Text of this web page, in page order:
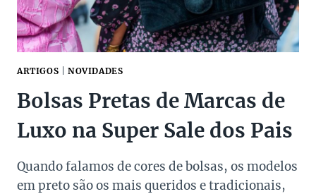
ARTIGOS NOVIDADES
Bolsas Pretas de Marcas de
Luxo na Super Sale dos Pais
Quando falamos de cores de bolsas, os modelos
em preto são os mais queridos e tradicionais,